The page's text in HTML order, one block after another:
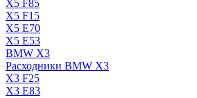
X5 F85
X5 F15
X5 E70
X5 E53
BMW X3
Расходники BMW X3
X3 F25
X3 E83